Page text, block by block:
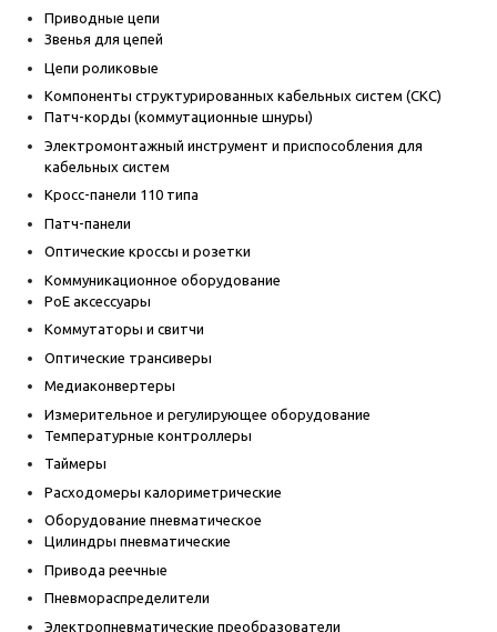
Приводные цепи
Звенья для цепей
Цепи роликовые
Компоненты структурированных кабельных систем (СКС)
Патч-корды (коммутационные шнуры)
Электромонтажный инструмент и приспособления для
кабельных систем
Кросс-панели 110 типа
Патч-панели
Оптические кроссы и розетки
Коммуникационное оборудование
PoE аксессуары
Коммутаторы и свитчи
Оптические трансиверы
Медиаконвертеры
Измерительное и регулирующее оборудование
Температурные контроллеры
Таймеры
Расходомеры калориметрические
Оборудование пневматическое
Цилиндры пневматические
Привода реечные
Пневмораспределители
Электропневматические преобразователи